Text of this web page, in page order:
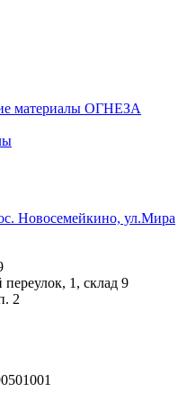
материалы ОГНЕЗА
Новосемейкино, ул.Мира
1, склад 9
2